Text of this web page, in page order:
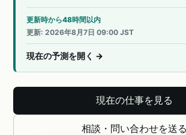
更新時から48時間以内
更新:2026年8月7日 09:00 JST
現在の予測を開く →
現在の仕事を見る
相談・問い合わせを送る